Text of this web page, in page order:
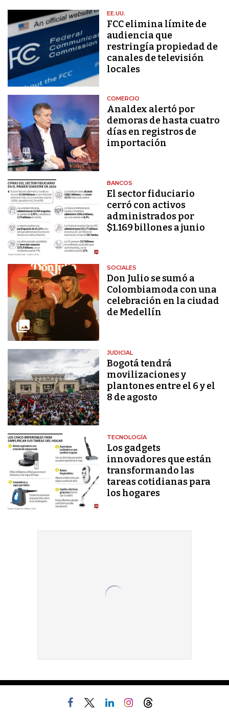
EE.UU.
FCC elimina límite de
audiencia que
restringía propiedad de
canales de televisión
locales
COMERCIO
Analdex alertó por
demoras de hasta cuatro
días en registros de
importación
BANCOS
El sector fiduciario
cerró con activos
administrados por
$1.169 billones a junio
SOCIALES
Don Julio se sumó a
Colombiamoda con una
celebración en la ciudad
de Medellín
JUDICIAL
Bogotá tendrá
movilizaciones y
plantones entre el 6 y el
8 de agosto
TECNOLOGÍA
Los gadgets
innovadores que están
transformando las
tareas cotidianas para
los hogares